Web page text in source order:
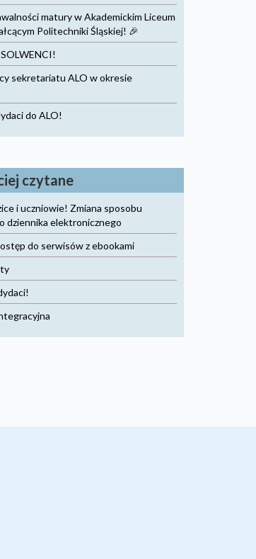
matury w Akademickim Liceum
Politechniki Śląskiej! 🎉
sekretariatu ALO w okresie
do ALO!
czytane
i uczniowie! Zmiana sposobu
dziennika elektronicznego
do serwisów z ebookami